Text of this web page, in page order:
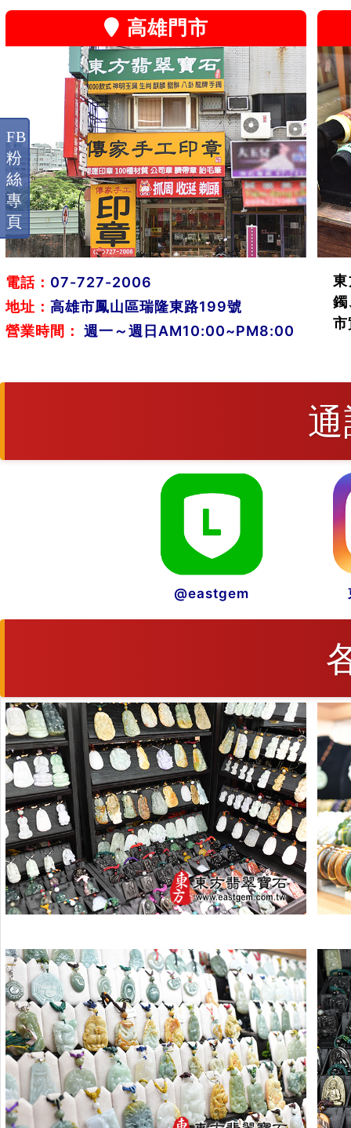
高雄門市
電話： 07-727-2006
地址： 高雄市鳳山區瑞隆東路199號
營業時間：
週一～週日AM10:00~PM8:00
鐲
市
@eastgem
FB
粉
絲
專
頁